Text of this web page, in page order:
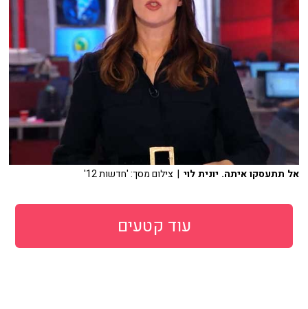
אל תתעסקו איתה. יונית לוי | צילום מסך: 'חדשות 12'
עוד קטעים